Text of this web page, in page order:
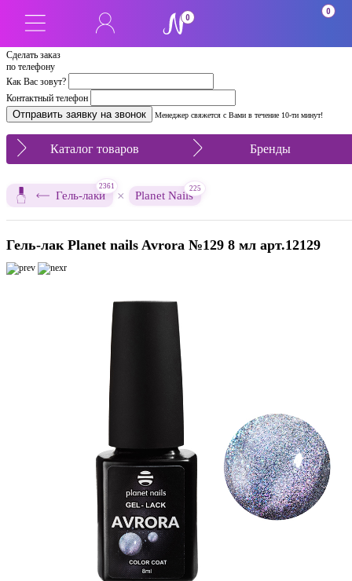
Сделать заказ
по телефону
Как Вас зовут?
Контактный телефон
Менеджер свяжется с Вами в течение 10-ти минут!
0
0
Каталог товаров Бренды
Гель-лаки
2361
× Planet Nails
225
Гель-лак Planet nails Avrora №129 8 мл арт.12129